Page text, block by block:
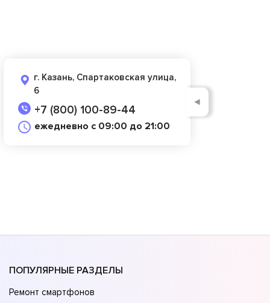
г. Казань, Спартаковская улица,
6
+7 (800) 100-89-44
ежедневно с 09:00 до 21:00
◄
ПОПУЛЯРНЫЕ РАЗДЕЛЫ
Ремонт смартфонов